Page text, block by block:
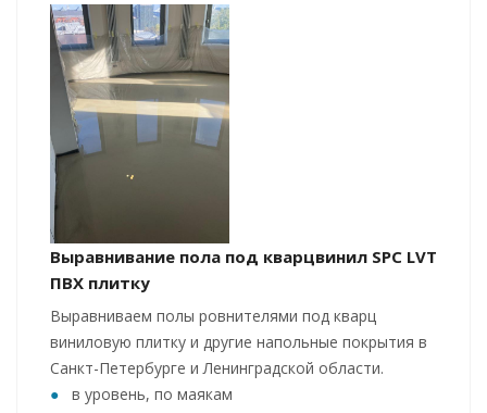
Выравнивание пола под кварцвинил SPC LVT
ПВХ плитку
Выравниваем полы ровнителями под кварц
виниловую плитку и другие напольные покрытия в
Санкт-Петербурге и Ленинградской области.
в уровень, по маякам